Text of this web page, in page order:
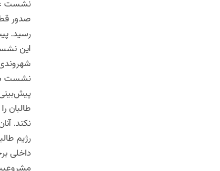
نشست
رسید.
این
نشست
طالبان
نکند.
رژیم
داخلی